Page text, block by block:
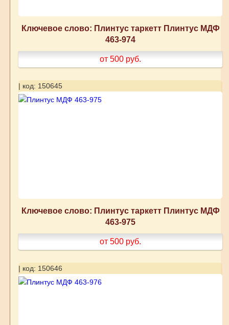
Ключевое слово: Плинтус таркетт Плинтус МДФ
463-974
от 500 руб.
| код: 150645
Ключевое слово: Плинтус таркетт Плинтус МДФ
463-975
от 500 руб.
| код: 150646